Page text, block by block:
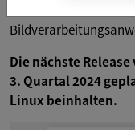
Die nächste
3. Quartal 2024
Linux beinhalten.